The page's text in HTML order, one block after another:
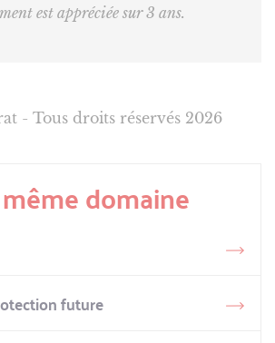
est appréciée sur 3 ans.
- Tous droits réservés 2026
domaine
future